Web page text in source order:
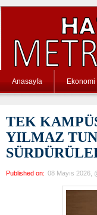
Anasayfa Ekonomi
TEK
YILMAZ
Published on: 08 Mayıs 2026,